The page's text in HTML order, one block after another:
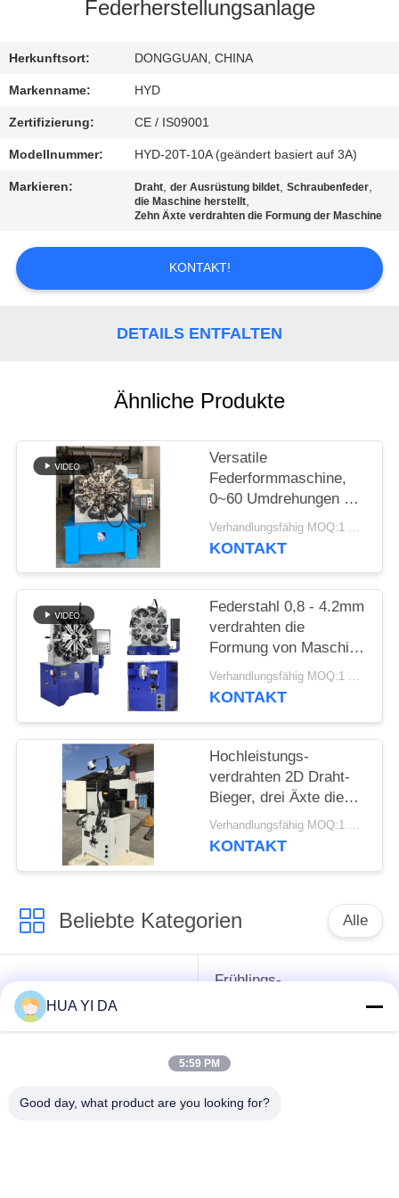
SIE
MIT
UNS
IN
VERBINDUNG
FORDERN
PRIVACY
POLICY
Federherstellungsanlage
Herkunftsort: DONGGUAN, CHINA
Markenname: HYD
Zertifizierung: CE / IS09001
Modellnummer: HYD-20T-10A (geändert basiert auf 3A)
Markieren: Draht,der Ausrüstung bildet,Schraubenfeder,
die Maschine herstellt,
Zehn Äxte verdrahten die Formung der Maschine
KONTAKT!
DETAILS ENTFALTEN
Ähnliche Produkte
Versatile
Federformmaschine,
0~60 Umdrehungen pro
Minute 5,5 kW
Servomotor mit 4,2 mm
Verhandlungsfähig MOQ:1 Satz
KONTAKT
Federstahl 0,8 - 4.2mm
verdrahten die
Formung von Maschine
CNC Controlller 100KG
Decoiler
Verhandlungsfähig MOQ:1 Satz
KONTAKT
Hochleistungs-
verdrahten 2D Draht-
Bieger, drei Äxte die
Formung der
Ausrüstung
Verhandlungsfähig MOQ:1 Satz
KONTAKT
Beliebte Kategorien Alle
cnc-
Frühlingsmaschine
Frühlings-
Druckfeder-Maschine
Frühlings-
verbiegende
HUA YI DA
5:59 PM
Good day, what product are you looking for?